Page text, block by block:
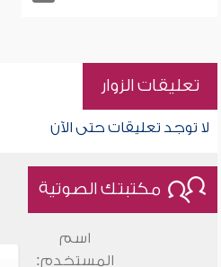
تعليقات الزوار
لا توجد تعليقات حتى الآن
مكتبتك الصوتية
اسم
المستخدم: